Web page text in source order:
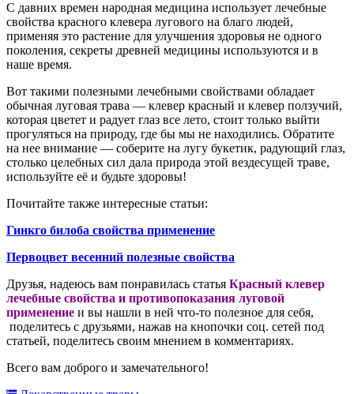
С давних времен народная медицина использует лечебные
свойства красного клевера лугового на благо людей,
применяя это растение для улучшения здоровья не одного
поколения, секреты древней медицины используются и в
наше время.
Вот такими полезными лечебными свойствами обладает
обычная луговая трава — клевер красный и клевер ползучий,
которая цветет и радует глаз все лето, стоит только выйти
прогуляться на природу, где бы мы не находились. Обратите
на нее внимание — соберите на лугу букетик, радующий глаз,
столько целебных сил дала природа этой вездесущей траве,
используйте её и будьте здоровы!
Почитайте также интересные статьи:
Гинкго билоба свойства применение
Первоцвет весенний полезные свойства
Друзья, надеюсь вам понравилась статья Красный клевер
лечебные свойства и противопоказания луговой
применение и вы нашли в ней что-то полезное для себя,
поделитесь с друзьями, нажав на кнопочки соц. сетей под
статьей, поделитесь своим мнением в комментариях.
Всего вам доброго и замечательного!